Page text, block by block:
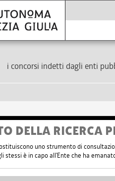
i concorsi indetti dagli enti
DELLA RICERCA
uno strumento di
stessi è in capo all'Ente che ha